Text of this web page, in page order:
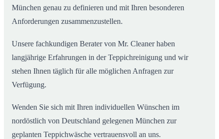
München genau zu definieren und mit Ihren besonderen
Anforderungen zusammenzustellen.
Unsere fachkundigen Berater von Mr. Cleaner haben
langjährige Erfahrungen in der Teppichreinigung und wir
stehen Ihnen täglich für alle möglichen Anfragen zur
Verfügung.
Wenden Sie sich mit Ihren individuellen Wünschen im
nordöstlich von Deutschland gelegenen München zur
geplanten Teppichwäsche vertrauensvoll an uns.